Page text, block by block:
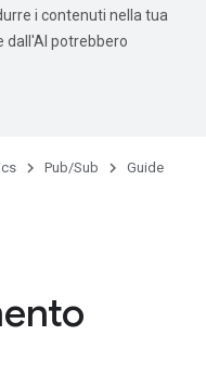
i contenuti nella tua
dall'AI potrebbero
Pub/Sub Guide